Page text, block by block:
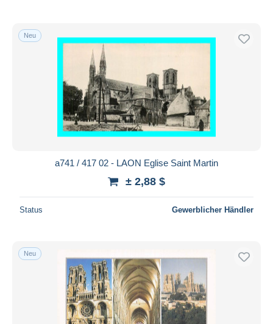
Neu
a741 / 417 02 - LAON Eglise Saint Martin
± 2,88 $
Status Gewerblicher Händler
Neu